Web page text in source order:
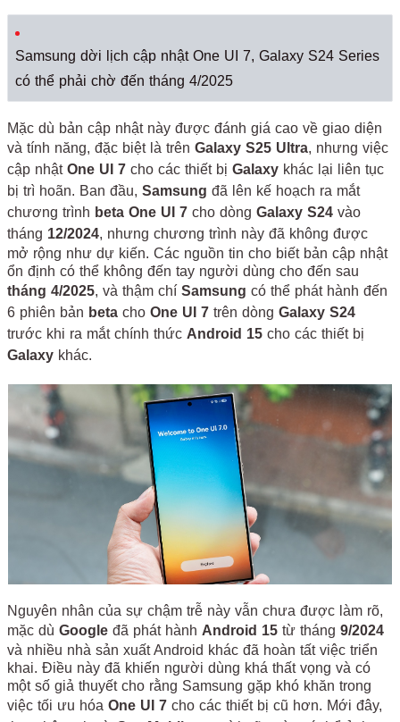
Samsung dời lịch cập nhật One UI 7, Galaxy S24 Series
có thể phải chờ đến tháng 4/2025
Mặc dù bản cập nhật này được đánh giá cao về giao diện
và tính năng, đặc biệt là trên Galaxy S25 Ultra, nhưng việc
cập nhật One UI 7 cho các thiết bị Galaxy khác lại liên tục
bị trì hoãn. Ban đầu, Samsung đã lên kế hoạch ra mắt
chương trình beta One UI 7 cho dòng Galaxy S24 vào
tháng 12/2024, nhưng chương trình này đã không được
mở rộng như dự kiến. Các nguồn tin cho biết bản cập nhật
ổn định có thể không đến tay người dùng cho đến sau
tháng 4/2025, và thậm chí Samsung có thể phát hành đến
6 phiên bản beta cho One UI 7 trên dòng Galaxy S24
trước khi ra mắt chính thức Android 15 cho các thiết bị
Galaxy khác.
Nguyên nhân của sự chậm trễ này vẫn chưa được làm rõ,
mặc dù Google đã phát hành Android 15 từ tháng 9/2024
và nhiều nhà sản xuất Android khác đã hoàn tất việc triển
khai. Điều này đã khiến người dùng khá thất vọng và có
một số giả thuyết cho rằng Samsung gặp khó khăn trong
việc tối ưu hóa One UI 7 cho các thiết bị cũ hơn. Mới đây,